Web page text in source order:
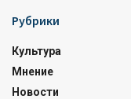
Рубрики
Культура
Мнение
Новости